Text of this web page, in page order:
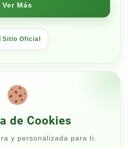
Ver Más
Sitio Oficial
de Cookies
y personalizada para ti.